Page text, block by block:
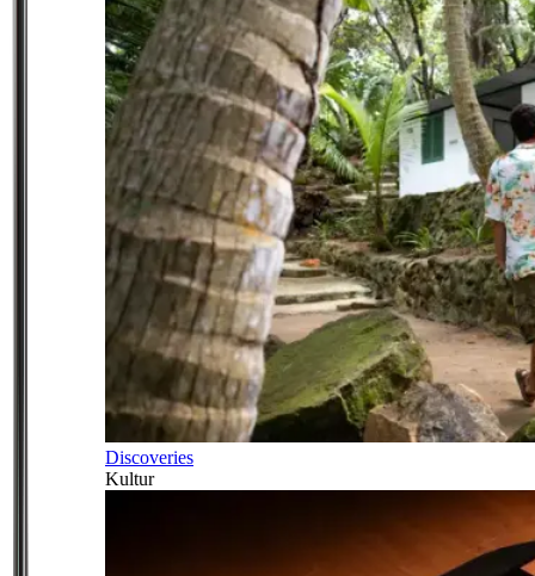
Discoveries
Kultur